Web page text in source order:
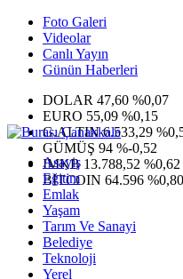
Foto Galeri
Videolar
Canlı Yayın
Günün Haberleri
DOLAR 47,60 %0,07
EURO 55,09 %0,15
G.ALTIN6.533,29
GÜMÜŞ 94 %-0,52
IMKB 13.788,52 %0,62
BITCOIN 64.596 %0,80
Asayiş
Eğitim
Emlak
Yaşam
Tarım Ve Sanayi
Belediye
Teknoloji
Yerel